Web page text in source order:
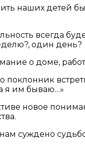
наших детей
всегда
один день?
о доме,
поклонник
я им бываю…»
новое
суждено